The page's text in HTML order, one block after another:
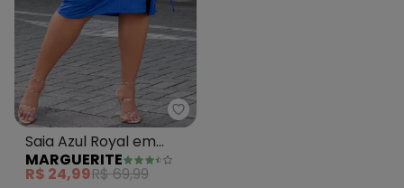
Marguerite - Saia Azul Royal
Saia Azul Royal em
Canelado
MARGUERITE
R$ 24,99R$ 69,99